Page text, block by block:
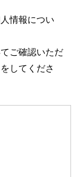
情報につい
ご確認いただ
してくださ